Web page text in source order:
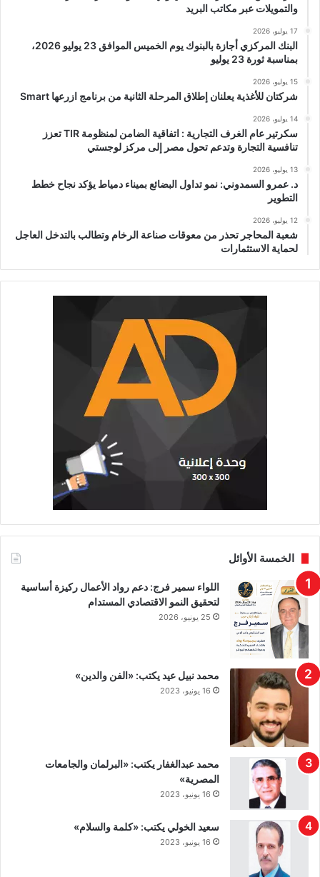
والتمويلات عبر مكاتب البريد
17 يوليو، 2026
البنك المركزي أجازة بالبنوك يوم الخميس الموافق 23 يوليو 2026،
بمناسبة ثورة 23 يوليو
15 يوليو، 2026
شركتان للأغذية يعلنان إطلاق المرحلة الثانية من برنامج ازرعها Smart
14 يوليو، 2026
سكرتير عام الغرف التجارية : اتفاقية الضامن لمنظومة TIR تعزز
تنافسية التجارة وتدعم تحول مصر إلى مركز لوجستي
13 يوليو، 2026
د. عمرو السمدوني: نمو تداول البضائع بميناء دمياط يؤكد نجاح خطط
التطوير
12 يوليو، 2026
شعبة المحاجر تحذر من معوقات صناعة الرخام وتطالب بالتدخل العاجل
لحماية الاستثمارات
الخمسة الأوائل
اللواء سمير فرج: دعم رواد الأعمال ركيزة أساسية
لتحقيق النمو الاقتصادي المستدام
25 يونيو، 2026
محمد نبيل عيد يكتب: «الفن والدين»
16 يونيو، 2023
محمد عبدالغفار يكتب: «البرلمان والجامعات
المصرية»
16 يونيو، 2023
سعيد الخولي يكتب: «كلمة والسلام»
16 يونيو، 2023